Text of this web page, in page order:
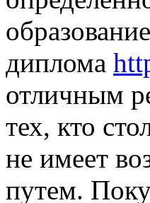
диплома
отличным
тех, кто
не имеет
путем.